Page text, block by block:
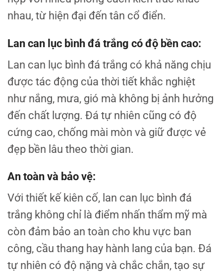
nhau, từ hiện đại đến tân cổ điển.
Lan can lục bình đá trắng có độ bền cao:
Lan can lục bình đá trắng có khả năng chịu
được tác động của thời tiết khắc nghiệt
như nắng, mưa, gió mà không bị ảnh hưởng
đến chất lượng. Đá tự nhiên cũng có độ
cứng cao, chống mài mòn và giữ được vẻ
đẹp bền lâu theo thời gian.
An toàn và bảo vệ:
Với thiết kế kiên cố, lan can lục bình đá
trắng không chỉ là điểm nhấn thẩm mỹ mà
còn đảm bảo an toàn cho khu vực ban
công, cầu thang hay hành lang của bạn. Đá
tự nhiên có độ nặng và chắc chắn, tạo sự